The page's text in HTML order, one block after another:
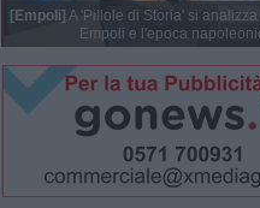
[Empoli] A 'Pillole di Storia' si
Empoli e l'epoca